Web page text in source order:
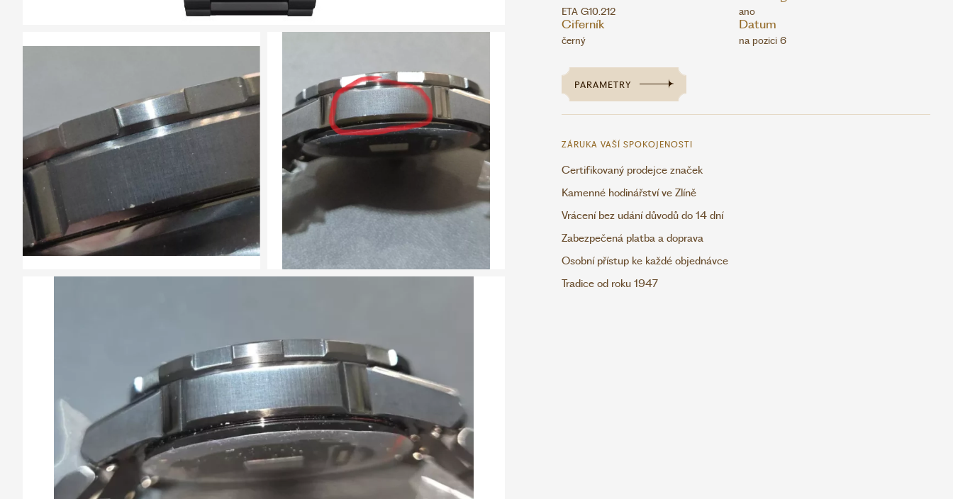
ETA G10.212 ano
Ciferník
černý
Datum
na pozici 6
PARAMETRY
ZÁRUKA VAŠÍ SPOKOJENOSTI
Certifikovaný prodejce značek
Kamenné hodinářství ve Zlíně
Vrácení bez udání důvodů do 14 dní
Zabezpečená platba a doprava
Osobní přístup ke každé objednávce
Tradice od roku 1947